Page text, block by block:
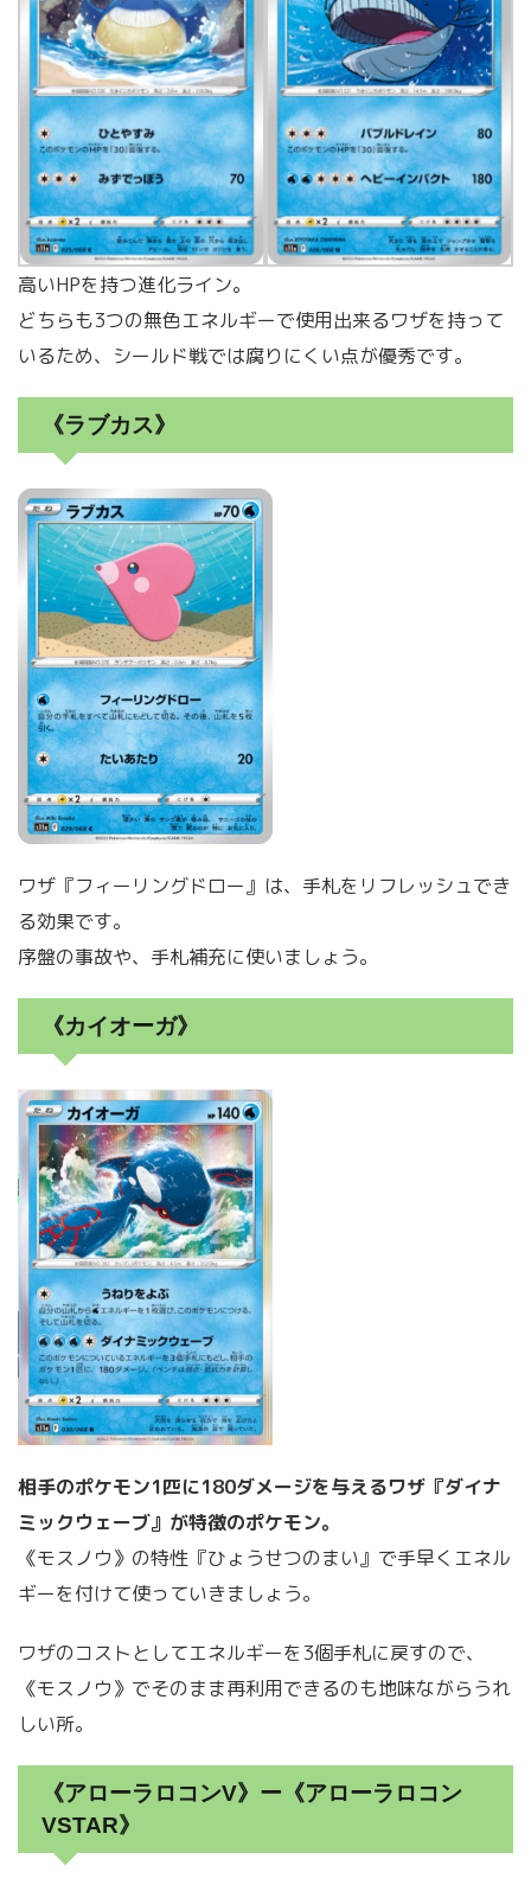
高いHPを持つ進化ライン。
どちらも3つの無色エネルギーで使用出来るワザを持って
いるため、シールド戦では腐りにくい点が優秀です。
《ラブカス》
ワザ『フィーリングドロー』は、手札をリフレッシュでき
る効果です。
序盤の事故や、手札補充に使いましょう。
《カイオーガ》
相手のポケモン1匹に180ダメージを与えるワザ『ダイナ
ミックウェーブ』が特徴のポケモン。
《モスノウ》の特性『ひょうせつのまい』で手早くエネル
ギーを付けて使っていきましょう。
ワザのコストとしてエネルギーを3個手札に戻すので、
《モスノウ》でそのまま再利用できるのも地味ながらうれ
しい所。
《アローラロコンV》ー《アローラロコン
VSTAR》